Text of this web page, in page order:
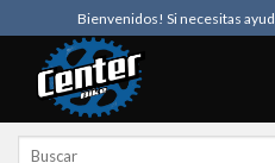
to
content
Bienvenidos! Si necesitas